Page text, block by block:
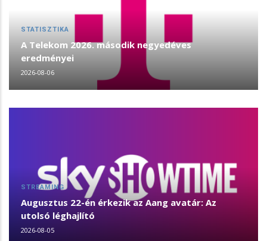
STATISZTIKA
A Telekom 2026. második negyedéves
eredményei
2026-08-06
STREAMING
Augusztus 22-én érkezik az Aang avatár: Az
utolsó léghajlító
2026-08-05